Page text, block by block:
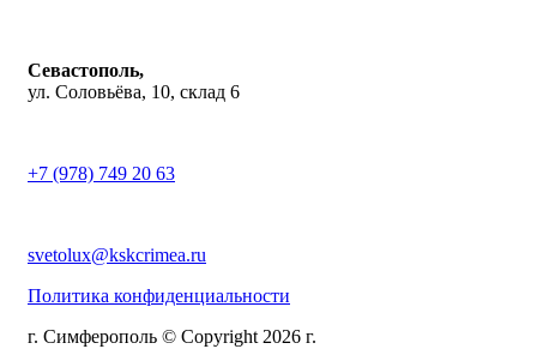
Севастополь,
ул. Соловьёва, 10, склад 6
+7 (978) 749 20 63
svetolux@kskcrimea.ru
Политика конфиденциальности
г. Симферополь © Copyright 2026 г.